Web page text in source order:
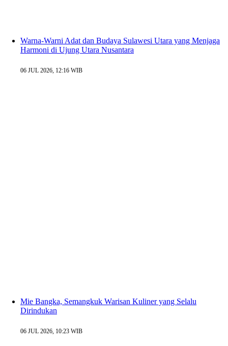
Warna-Warni Adat dan Budaya Sulawesi Utara yang Menjaga
Harmoni di Ujung Utara Nusantara
06 JUL 2026, 12:16 WIB
Mie Bangka, Semangkuk Warisan Kuliner yang Selalu
Dirindukan
06 JUL 2026, 10:23 WIB